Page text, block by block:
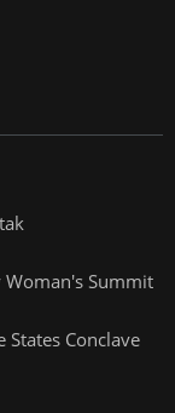
Woman's Summit
States Conclave